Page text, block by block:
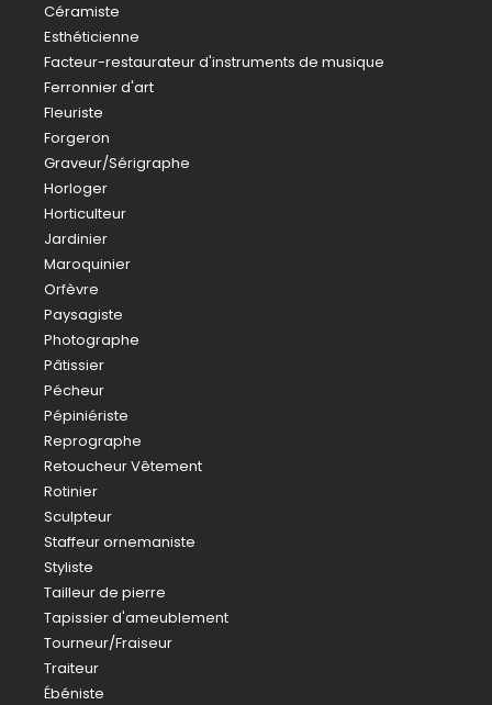
Céramiste
Esthéticienne
Facteur-restaurateur d'instruments de musique
Ferronnier d'art
Fleuriste
Forgeron
Graveur/Sérigraphe
Horloger
Horticulteur
Jardinier
Maroquinier
Orfèvre
Paysagiste
Photographe
Pâtissier
Pécheur
Pépiniériste
Reprographe
Retoucheur Vêtement
Rotinier
Sculpteur
Staffeur ornemaniste
Styliste
Tailleur de pierre
Tapissier d'ameublement
Tourneur/Fraiseur
Traiteur
Ébéniste